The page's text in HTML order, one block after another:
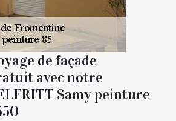
de façade
avec notre
Samy peinture